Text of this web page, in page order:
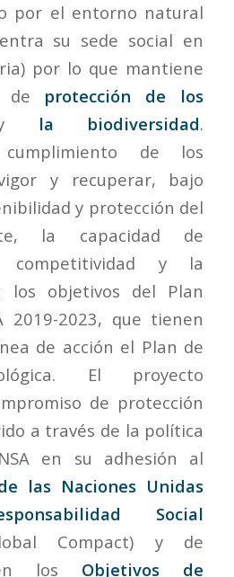
por el entorno natural
su sede social en
por lo que mantiene
de protección de los
la biodiversidad.
de los
y recuperar, bajo
y protección del
la capacidad de
competitividad y la
los objetivos del Plan
2019-2023, que tienen
de acción el Plan de
El proyecto
de protección
a través de la política
en su adhesión al
las Naciones Unidas
Social
Compact) y de
en los Objetivos de